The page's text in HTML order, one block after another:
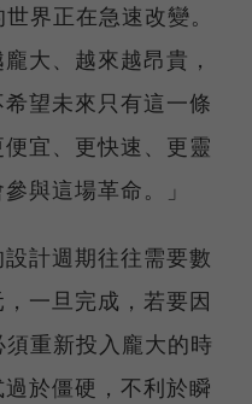
界正在急速改變。
大、越來越昂貴，
望未來只有這一條
宜、更快速、更靈
與這場革命。」
計週期往往需要數
一旦完成，若要因
重新投入龐大的時
於僵硬，不利於瞬